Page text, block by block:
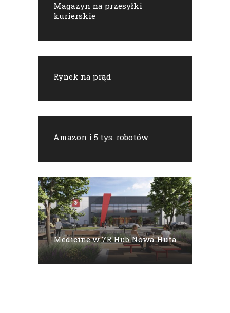
Magazyn na przesyłki
kurierskie
Rynek na prąd
Amazon i 5 tys. robotów
Medicine w 7R Hub Nowa Huta